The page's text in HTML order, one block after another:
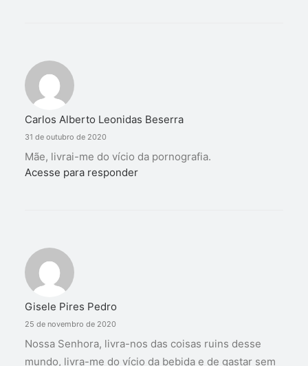
Carlos Alberto Leonidas Beserra
31 de outubro de 2020
Mãe, livrai-me do vício da pornografia.
Acesse para responder
Gisele Pires Pedro
25 de novembro de 2020
Nossa Senhora, livra-nos das coisas ruins desse
mundo, livra-me do vício da bebida e de gastar sem